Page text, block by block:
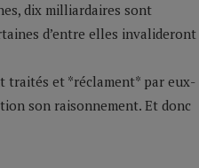
dix milliardaires sont
d’entre elles invalideront
traités et *réclament* par eux-
son raisonnement. Et donc